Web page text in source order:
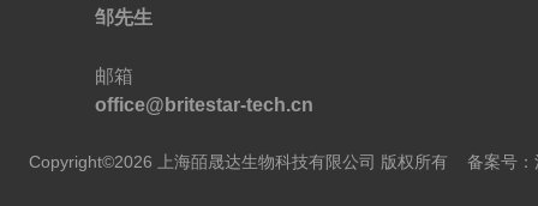
邹先生
邮箱
office@britestar-tech.cn
Copyright©2026 上海皕晟达生物科技有限公司 版权所有 备案号